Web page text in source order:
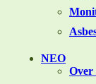
NEO
Over